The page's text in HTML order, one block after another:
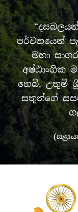
පර්වතයෙන්
මහා
අෂ්ඨාංගික
හෙබි, උතුම්
සතුන්ගේ